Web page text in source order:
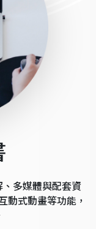
多媒體與配套資
動式動畫等功能，